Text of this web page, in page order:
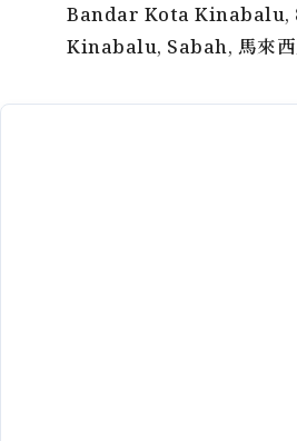
Bandar Kota Kinabalu,
Kinabalu, Sabah, 馬來